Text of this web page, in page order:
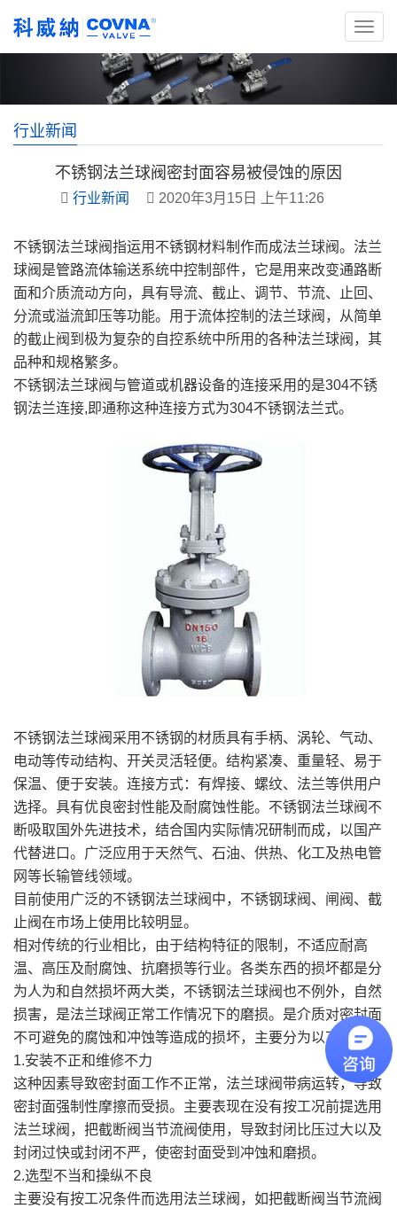
行业新闻
不锈钢法兰球阀密封面容易被侵蚀的原因
行业新闻 2020年3月15日 上午11:26
不锈钢法兰球阀指运用不锈钢材料制作而成法兰球阀。法兰
球阀是管路流体输送系统中控制部件，它是用来改变通路断
面和介质流动方向，具有导流、截止、调节、节流、止回、
分流或溢流卸压等功能。用于流体控制的法兰球阀，从简单
的截止阀到极为复杂的自控系统中所用的各种法兰球阀，其
品种和规格繁多。
不锈钢法兰球阀与管道或机器设备的连接采用的是304不锈
钢法兰连接,即通称这种连接方式为304不锈钢法兰式。
不锈钢法兰球阀采用不锈钢的材质具有手柄、涡轮、气动、
电动等传动结构、开关灵活轻便。结构紧凑、重量轻、易于
保温、便于安装。连接方式：有焊接、螺纹、法兰等供用户
选择。具有优良密封性能及耐腐蚀性能。不锈钢法兰球阀不
断吸取国外先进技术，结合国内实际情况研制而成，以国产
代替进口。广泛应用于天然气、石油、供热、化工及热电管
网等长输管线领域。
目前使用广泛的不锈钢法兰球阀中，不锈钢球阀、闸阀、截
止阀在市场上使用比较明显。
相对传统的行业相比，由于结构特征的限制，不适应耐高
温、高压及耐腐蚀、抗磨损等行业。各类东西的损坏都是分
为人为和自然损坏两大类，不锈钢法兰球阀也不例外，自然
损害，是法兰球阀正常工作情况下的磨损。是介质对密封面
不可避免的腐蚀和冲蚀等造成的损坏，主要分为以下几点：
1.安装不正和维修不力
这种因素导致密封面工作不正常，法兰球阀带病运转，导致
密封面强制性摩擦而受损。主要表现在没有按工况前提选用
法兰球阀，把截断阀当节流阀使用，导致封闭比压过大以及
封闭过快或封闭不严，使密封面受到冲蚀和磨损。
2.选型不当和操纵不良
主要没有按工况条件而选用法兰球阀，如把截断阀当节流阀